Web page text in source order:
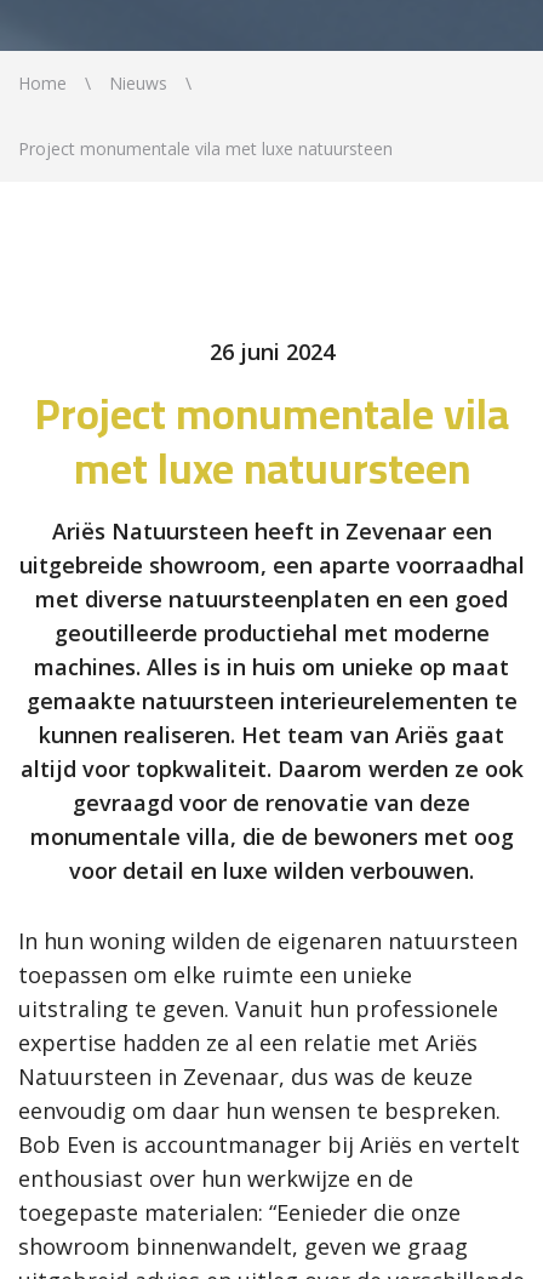
Home Nieuws
Project monumentale vila met luxe natuursteen
26 juni 2024
Project monumentale vila
met luxe natuursteen
Ariës Natuursteen heeft in Zevenaar een
uitgebreide showroom, een aparte voorraadhal
met diverse natuursteenplaten en een goed
geoutilleerde productiehal met moderne
machines. Alles is in huis om unieke op maat
gemaakte natuursteen interieurelementen te
kunnen realiseren. Het team van Ariës gaat
altijd voor topkwaliteit. Daarom werden ze ook
gevraagd voor de renovatie van deze
monumentale villa, die de bewoners met oog
voor detail en luxe wilden verbouwen.
In hun woning wilden de eigenaren natuursteen
toepassen om elke ruimte een unieke
uitstraling te geven. Vanuit hun professionele
expertise hadden ze al een relatie met Ariës
Natuursteen in Zevenaar, dus was de keuze
eenvoudig om daar hun wensen te bespreken.
Bob Even is accountmanager bij Ariës en vertelt
enthousiast over hun werkwijze en de
toegepaste materialen: “Eenieder die onze
showroom binnenwandelt, geven we graag